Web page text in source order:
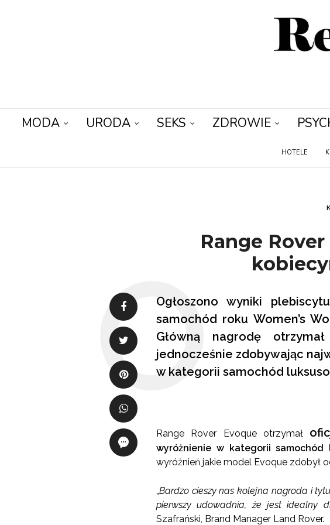
MODA URODA SEKS ZDROWIE
HOTELE
Range
Ogłoszono wyniki
samochód roku Women’s
Główną nagrodę
jednocześnie zdobywając
w kategorii samochód
Range Rover Evoque otrzymał
wyróżnienie w kategorii samochód
wyróżnień jakie model Evoque zdobył
„Bardzo cieszy nas kolejna nagroda i
pierwszy udowadnia, że jest idealny
Szafrański, Brand Manager Land Rover.